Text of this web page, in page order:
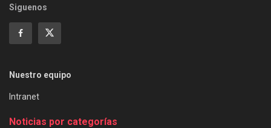
Siguenos
Nuestro equipo
Intranet
Noticias por categorías